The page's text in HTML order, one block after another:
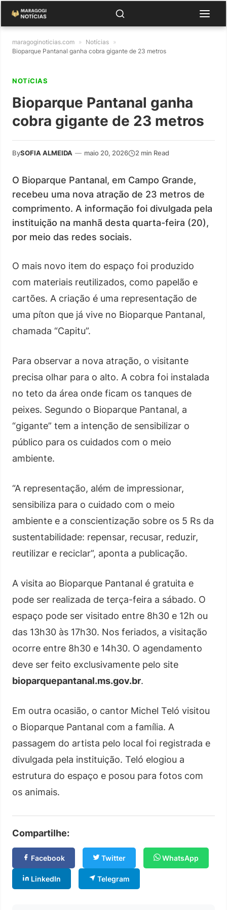
maragoginoticias.com » Notícias »
Bioparque Pantanal ganha cobra gigante de 23 metros
NOTíCIAS
Bioparque Pantanal ganha
cobra gigante de 23 metros
BySOFIA ALMEIDA — maio 20, 2026 2 min Read
O Bioparque Pantanal, em Campo Grande,
recebeu uma nova atração de 23 metros de
comprimento. A informação foi divulgada pela
instituição na manhã desta quarta-feira (20),
por meio das redes sociais.
O mais novo item do espaço foi produzido
com materiais reutilizados, como papelão e
cartões. A criação é uma representação de
uma píton que já vive no Bioparque Pantanal,
chamada “Capitu”.
Para observar a nova atração, o visitante
precisa olhar para o alto. A cobra foi instalada
no teto da área onde ficam os tanques de
peixes. Segundo o Bioparque Pantanal, a
“gigante” tem a intenção de sensibilizar o
público para os cuidados com o meio
ambiente.
“A representação, além de impressionar,
sensibiliza para o cuidado com o meio
ambiente e a conscientização sobre os 5 Rs da
sustentabilidade: repensar, recusar, reduzir,
reutilizar e reciclar”, aponta a publicação.
A visita ao Bioparque Pantanal é gratuita e
pode ser realizada de terça-feira a sábado. O
espaço pode ser visitado entre 8h30 e 12h ou
das 13h30 às 17h30. Nos feriados, a visitação
ocorre entre 8h30 e 14h30. O agendamento
deve ser feito exclusivamente pelo site
bioparquepantanal.ms.gov.br.
Em outra ocasião, o cantor Michel Teló visitou
o Bioparque Pantanal com a família. A
passagem do artista pelo local foi registrada e
divulgada pela instituição. Teló elogiou a
estrutura do espaço e posou para fotos com
os animais.
Compartilhe:
Facebook Twitter WhatsApp
LinkedIn Telegram